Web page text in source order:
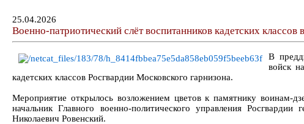
25.04.2026
Военно-патриотический слёт воспитанников кадетских
В
войск
кадетских классов Росгвардии Московского гарнизона.
Мероприятие открылось возложением цветов к памятнику воинам-
начальник Главного военно-политического управления
Николаевич Ровенский.